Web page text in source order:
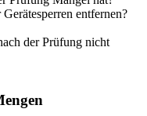
entfernen?
der Prüfung nicht